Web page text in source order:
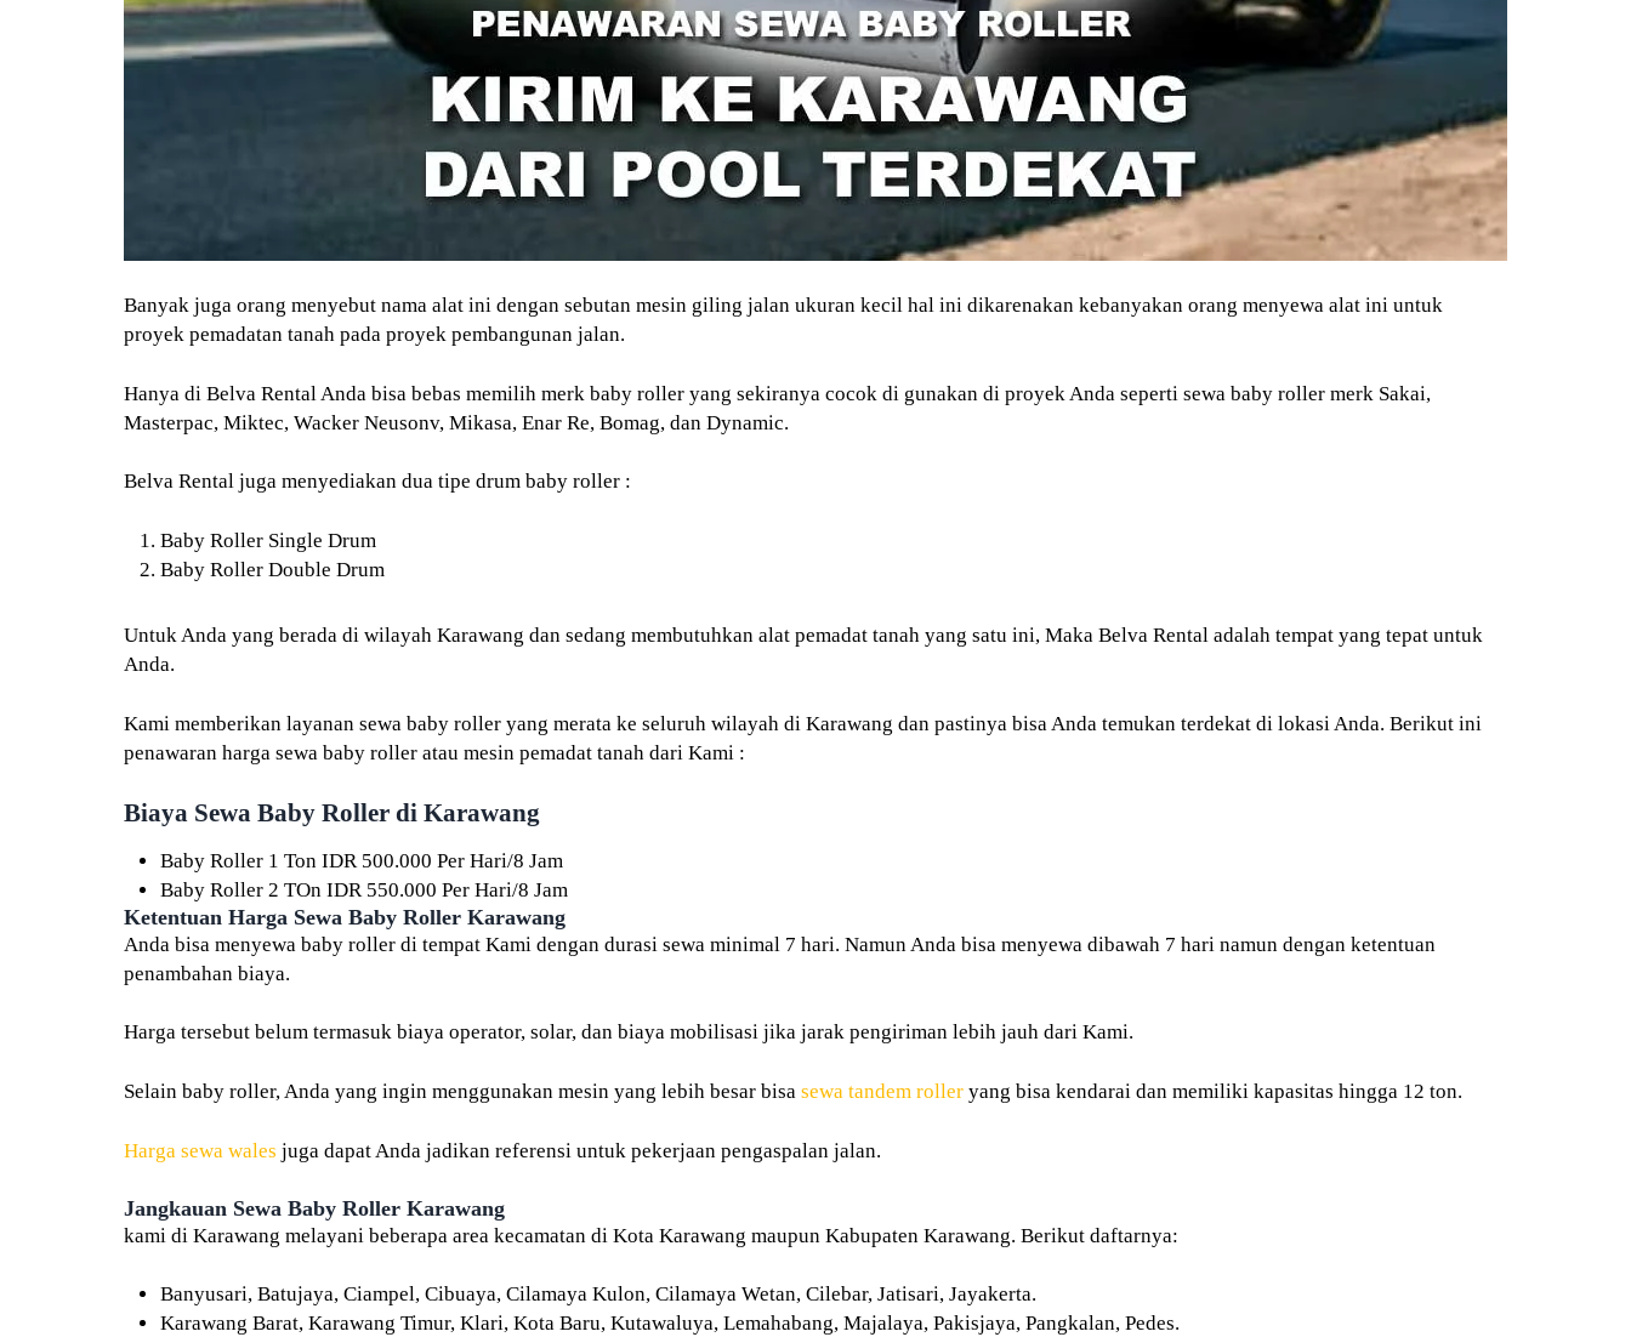
Banyak juga orang menyebut nama alat ini dengan sebutan mesin giling jalan ukuran kecil hal ini dikarenakan kebanyakan orang menyewa alat ini untuk
proyek pemadatan tanah pada proyek pembangunan jalan.
Hanya di Belva Rental Anda bisa bebas memilih merk baby roller yang sekiranya cocok di gunakan di proyek Anda seperti sewa baby roller merk Sakai,
Masterpac, Miktec, Wacker Neusonv, Mikasa, Enar Re, Bomag, dan Dynamic.
Belva Rental juga menyediakan dua tipe drum baby roller :
Baby Roller Single Drum
Baby Roller Double Drum
Untuk Anda yang berada di wilayah Karawang dan sedang membutuhkan alat pemadat tanah yang satu ini, Maka Belva Rental adalah tempat yang tepat untuk
Anda.
Kami memberikan layanan sewa baby roller yang merata ke seluruh wilayah di Karawang dan pastinya bisa Anda temukan terdekat di lokasi Anda. Berikut ini
penawaran harga sewa baby roller atau mesin pemadat tanah dari Kami :
Biaya Sewa Baby Roller di Karawang
Baby Roller 1 Ton IDR 500.000 Per Hari/8 Jam
Baby Roller 2 TOn IDR 550.000 Per Hari/8 Jam
Ketentuan Harga Sewa Baby Roller Karawang
Anda bisa menyewa baby roller di tempat Kami dengan durasi sewa minimal 7 hari. Namun Anda bisa menyewa dibawah 7 hari namun dengan ketentuan
penambahan biaya.
Harga tersebut belum termasuk biaya operator, solar, dan biaya mobilisasi jika jarak pengiriman lebih jauh dari Kami.
Selain baby roller, Anda yang ingin menggunakan mesin yang lebih besar bisa sewa tandem roller yang bisa kendarai dan memiliki kapasitas hingga 12 ton.
Harga sewa wales juga dapat Anda jadikan referensi untuk pekerjaan pengaspalan jalan.
Jangkauan Sewa Baby Roller Karawang
kami di Karawang melayani beberapa area kecamatan di Kota Karawang maupun Kabupaten Karawang. Berikut daftarnya:
Banyusari, Batujaya, Ciampel, Cibuaya, Cilamaya Kulon, Cilamaya Wetan, Cilebar, Jatisari, Jayakerta.
Karawang Barat, Karawang Timur, Klari, Kota Baru, Kutawaluya, Lemahabang, Majalaya, Pakisjaya, Pangkalan, Pedes.